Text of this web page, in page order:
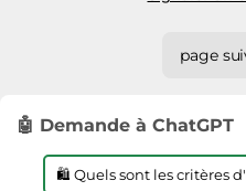
page
🤖 Demande à ChatGPT
🛍️ Quels sont les critères